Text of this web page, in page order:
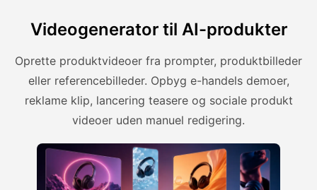
Videogenerator til AI-produkter
Oprette produktvideoer fra prompter, produktbilleder
eller referencebilleder. Opbyg e-handels demoer,
reklame klip, lancering teasere og sociale produkt
videoer uden manuel redigering.